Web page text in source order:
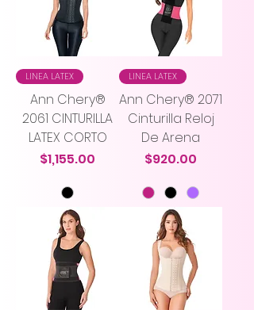
LINEA LATEX
Ann Chery®
2061 CINTURILLA
LATEX CORTO
Precio
$1,155.00
LINEA LATEX
Ann Chery® 2071
Cinturilla Reloj
De Arena
Precio
$920.00